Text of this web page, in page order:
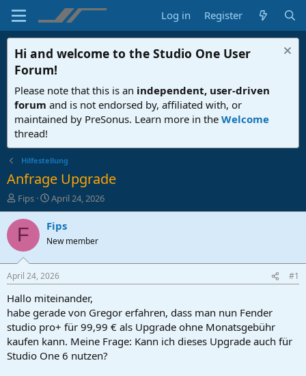
Log in Register
Hi and welcome to the Studio One User
Forum!
Please note that this is an independent, user-driven
forum and is not endorsed by, affiliated with, or
maintained by PreSonus. Learn more in the Welcome
thread!
Hilfestellung
Anfrage Upgrade
T
h
r
e
d
t
a
r
t
e
r
Fips
S
t
a
t
a
t
e
April 24, 2026
F Fips
New member
April 24, 2026 #1
Hallo miteinander,
habe gerade von Gregor erfahren, dass man nun Fender
studio pro+ für 99,99 € als Upgrade ohne Monatsgebühr
kaufen kann. Meine Frage: Kann ich dieses Upgrade auch für
Studio One 6 nutzen?